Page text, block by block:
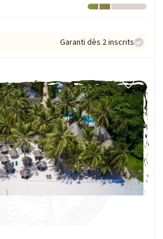
d'une aventure sur-mesure ?
nous
d’observation
Garanti dès 2 inscrits